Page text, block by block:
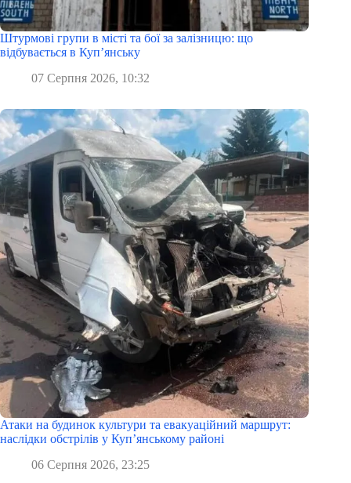
Штурмові групи в місті та бої за залізницю: що
відбувається в Куп’янську
07 Серпня 2026, 10:32
Атаки на будинок культури та евакуаційний маршрут:
наслідки обстрілів у Куп’янському районі
06 Серпня 2026, 23:25